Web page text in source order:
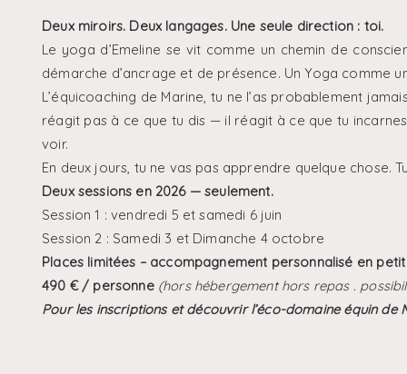
Deux miroirs. Deux langages. Une seule direction : toi.
Le yoga d’Emeline se vit comme un chemin de
démarche d’ancrage et de présence. Un Yoga comme
L’équicoaching de Marine, tu ne l’as probablement
réagit pas à ce que tu dis — il réagit à ce que tu
voir.
En deux jours, tu ne vas pas apprendre quelque chose.
Deux sessions en 2026 — seulement.
Session 1 : vendredi 5 et samedi 6 juin
Session 2 : Samedi 3 et Dimanche 4 octobre
Places limitées – accompagnement personnalisé en
490 € / personne (hors hébergement hors repas .
Pour les inscriptions et découvrir l’éco-domaine équin de